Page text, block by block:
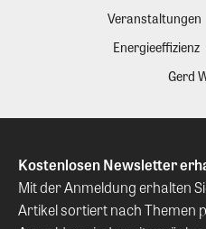
Veranstaltungen
Energieeffizienz
Gerd
Kostenlosen Newsletter
Mit der Anmeldung erhalten
Artikel sortiert nach Themen